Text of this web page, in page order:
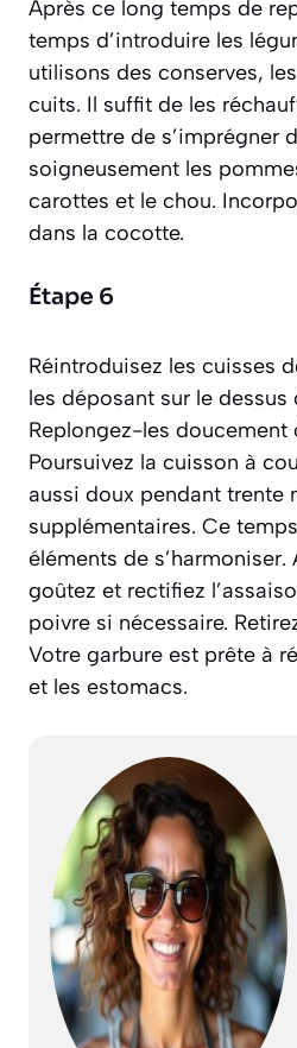
Après ce long temps de
temps d’introduire les
utilisons des conserves,
cuits. Il suffit de les
permettre de s’imprégner
soigneusement les
carottes et le chou.
dans la cocotte.
Étape 6
Réintroduisez les cuisses
les déposant sur le dessus
Replongez-les doucement
Poursuivez la cuisson à
aussi doux pendant trente
supplémentaires. Ce
éléments de s’harmoniser.
goûtez et rectifiez
poivre si nécessaire.
Votre garbure est prête à
et les estomacs.